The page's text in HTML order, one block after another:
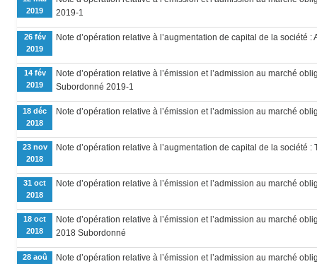
2019
2019-1
26 fév
2019
Note d’opération relative à l’augmentation de capital de la société :
14 fév
2019
Note d’opération relative à l’émission et l’admission au marché
Subordonné 2019-1
18 déc
2018
Note d’opération relative à l’émission et l’admission au marché
23 nov
2018
Note d’opération relative à l’augmentation de capital de la société
31 oct
2018
Note d’opération relative à l’émission et l’admission au marché
18 oct
2018
Note d’opération relative à l’émission et l’admission au marché
2018 Subordonné
28 aoû
Note d’opération relative à l’émission et l’admission au marché